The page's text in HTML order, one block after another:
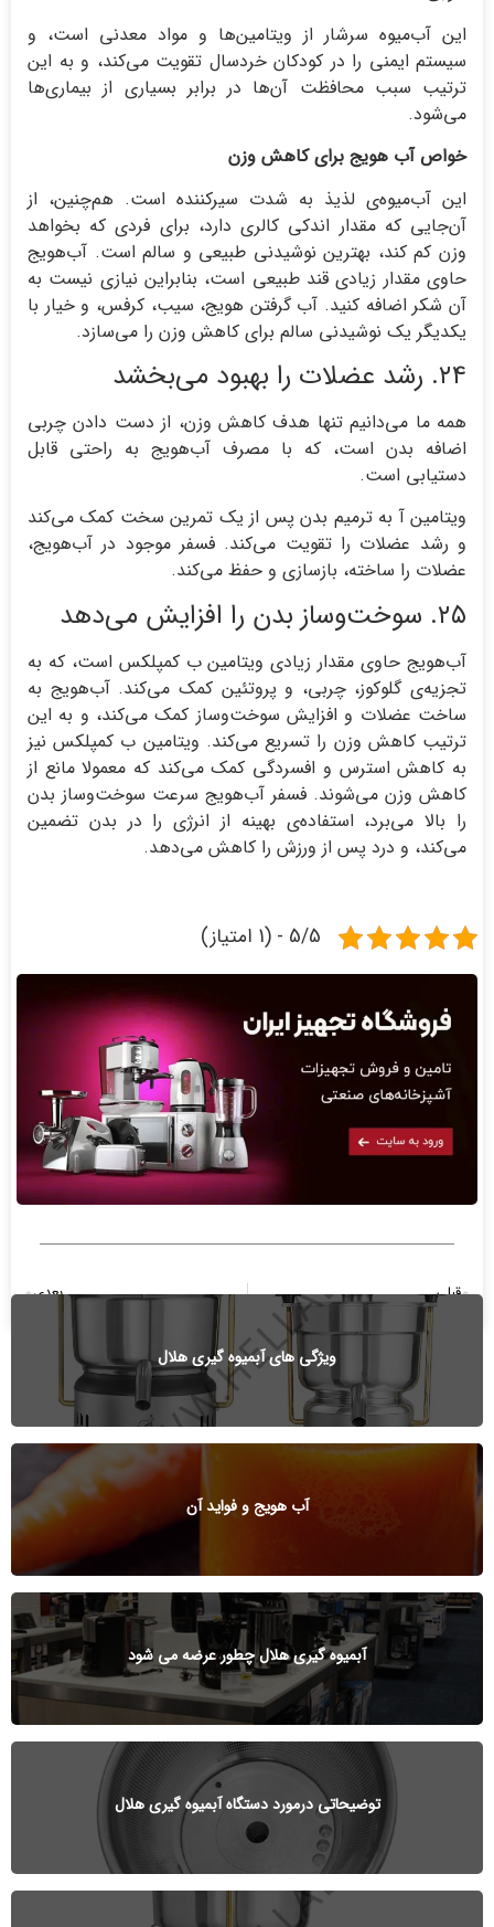
این آب‌میوه سرشار از ویتامین‌ها و مواد معدنی است، و
سیستم ایمنی را در کودکان خردسال تقویت می‌کند، و به این
ترتیب سبب محافظت آن‌ها در برابر بسیاری از بیماری‌ها
می‌شود.
خواص آب هویج برای کاهش وزن
این آب‌میوه‌ی لذیذ به شدت سیرکننده است. هم‌چنین، از
آن‌جایی که مقدار اندکی کالری دارد، برای فردی که بخواهد
وزن کم کند، بهترین نوشیدنی طبیعی و سالم است. آب‌هویج
حاوی مقدار زیادی قند طبیعی است، بنابراین نیازی نیست به
آن شکر اضافه کنید. آب گرفتن هویج، سیب، کرفس، و خیار با
یکدیگر یک نوشیدنی سالم برای کاهش وزن را می‌سازد.
۲۴. رشد عضلات را بهبود می‌بخشد
همه ما می‌دانیم تنها هدف کاهش وزن، از دست دادن چربی
اضافه بدن است، که با مصرف آب‌هویج به راحتی قابل
دستیابی است.
ویتامین آ به ترمیم بدن پس از یک تمرین سخت کمک می‌کند
و رشد عضلات را تقویت می‌کند. فسفر موجود در آب‌هویج،
عضلات را ساخته، بازسازی و حفظ می‌کند.
۲۵. سوخت‌وساز بدن را افزایش می‌دهد
آب‌هویج حاوی مقدار زیادی ویتامین ب کمپلکس است، که به
تجزیه‌ی گلوکوز، چربی، و پروتئين کمک می‌کند. آب‌هویج به
ساخت عضلات و افزایش سوخت‌وساز کمک می‌کند، و به این
ترتیب کاهش وزن را تسریع می‌کند. ویتامین ب کمپلکس نیز
به کاهش استرس و افسردگی کمک می‌کند که معمولا مانع از
کاهش وزن می‌شوند. فسفر آب‌هویج سرعت سوخت‌وساز بدن
را بالا می‌برد، استفاده‌ی بهینه از انرژی را در بدن تضمین
می‌کند، و درد پس از ورزش را کاهش می‌دهد.
5/5 - (1 امتیاز)
قبلی
مصرف آبمیوه خوب است یا بد؟
بعدی
ویژگی های آبمیوه گیری هلال
آب هویج و فواید آن
آبمیوه گیری هلال چطور عرضه می شود
توضیحاتی درمورد دستگاه آبمیوه گیری هلال